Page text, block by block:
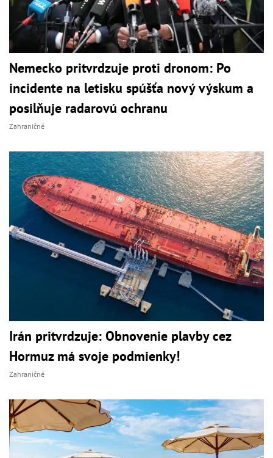
Nemecko pritvrdzuje proti dronom: Po
incidente na letisku spúšťa nový výskum a
posilňuje radarovú ochranu
Zahraničné
Irán pritvrdzuje: Obnovenie plavby cez
Hormuz má svoje podmienky!
Zahraničné